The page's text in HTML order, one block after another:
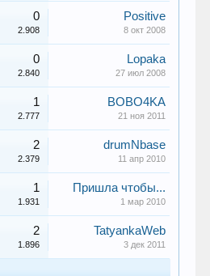
0
2.908
Positive
8 окт 2008
0
2.840
Lopaka
27 июл 2008
1
2.777
BOBO4KA
21 ноя 2011
2
2.379
drumNbase
11 апр 2010
1
1.931
Пришла чтобы...
1 мар 2010
2
1.896
TatyankaWeb
3 дек 2011